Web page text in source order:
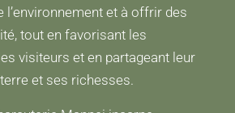
l’environnement et à offrir des
tout en favorisant les
visiteurs et en partageant leur
et ses richesses.